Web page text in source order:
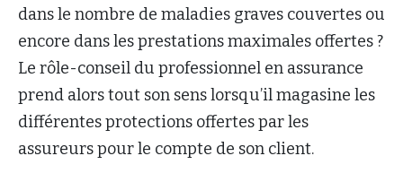
dans le nombre de maladies graves couvertes ou
encore dans les prestations maximales offertes ?
Le rôle-conseil du professionnel en assurance
prend alors tout son sens lorsqu’il magasine les
différentes protections offertes par les
assureurs pour le compte de son client.